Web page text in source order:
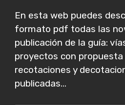
En esta web puedes
formato pdf todas las
publicación de la guía:
proyectos con propuesta
recotaciones y
publicadas...